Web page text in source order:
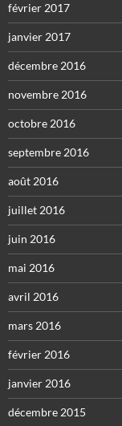
février 2017
janvier 2017
décembre 2016
novembre 2016
octobre 2016
septembre 2016
août 2016
juillet 2016
juin 2016
mai 2016
avril 2016
mars 2016
février 2016
janvier 2016
décembre 2015